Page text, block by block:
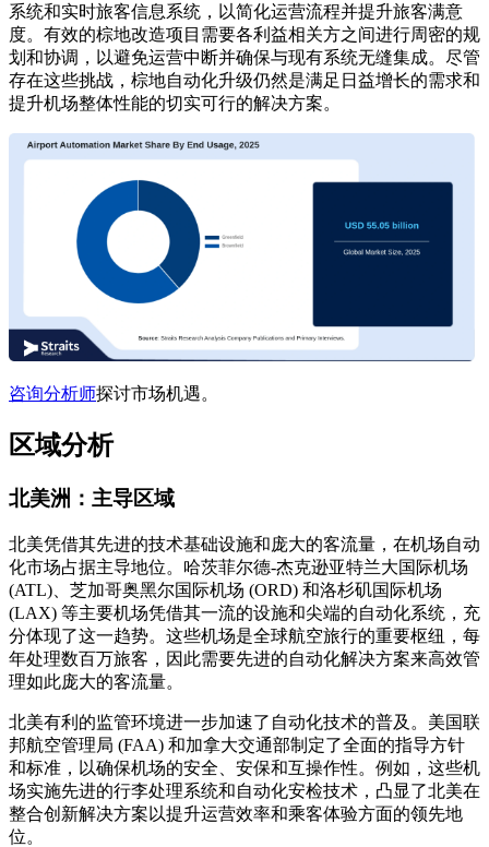
系统和实时旅客信息系统，以简化运营流程并提升旅客满意
度。有效的棕地改造项目需要各利益相关方之间进行周密的规
划和协调，以避免运营中断并确保与现有系统无缝集成。尽管
存在这些挑战，棕地自动化升级仍然是满足日益增长的需求和
提升机场整体性能的切实可行的解决方案。
咨询分析师探讨市场机遇。
区域分析
北美洲：主导区域
北美凭借其先进的技术基础设施和庞大的客流量，在机场自动
化市场占据主导地位。哈茨菲尔德-杰克逊亚特兰大国际机场
(ATL)、芝加哥奥黑尔国际机场 (ORD) 和洛杉矶国际机场
(LAX) 等主要机场凭借其一流的设施和尖端的自动化系统，充
分体现了这一趋势。这些机场是全球航空旅行的重要枢纽，每
年处理数百万旅客，因此需要先进的自动化解决方案来高效管
理如此庞大的客流量。
北美有利的监管环境进一步加速了自动化技术的普及。美国联
邦航空管理局 (FAA) 和加拿大交通部制定了全面的指导方针
和标准，以确保机场的安全、安保和互操作性。例如，这些机
场实施先进的行李处理系统和自动化安检技术，凸显了北美在
整合创新解决方案以提升运营效率和乘客体验方面的领先地
位。